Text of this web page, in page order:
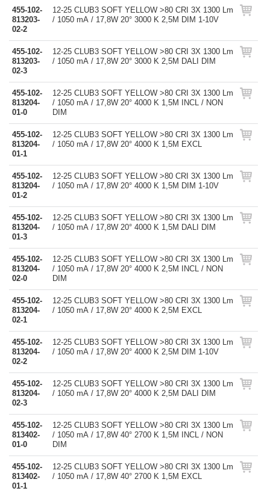
455-102-
813203-
02-2
12-25 CLUB3 SOFT YELLOW >80 CRI 3X 1300 Lm
/ 1050 mA / 17,8W 20° 3000 K 2,5M DIM 1-10V
455-102-
813203-
02-3
12-25 CLUB3 SOFT YELLOW >80 CRI 3X 1300 Lm
/ 1050 mA / 17,8W 20° 3000 K 2,5M DALI DIM
455-102-
813204-
01-0
12-25 CLUB3 SOFT YELLOW >80 CRI 3X 1300 Lm
/ 1050 mA / 17,8W 20° 4000 K 1,5M INCL / NON
DIM
455-102-
813204-
01-1
12-25 CLUB3 SOFT YELLOW >80 CRI 3X 1300 Lm
/ 1050 mA / 17,8W 20° 4000 K 1,5M EXCL
455-102-
813204-
01-2
12-25 CLUB3 SOFT YELLOW >80 CRI 3X 1300 Lm
/ 1050 mA / 17,8W 20° 4000 K 1,5M DIM 1-10V
455-102-
813204-
01-3
12-25 CLUB3 SOFT YELLOW >80 CRI 3X 1300 Lm
/ 1050 mA / 17,8W 20° 4000 K 1,5M DALI DIM
455-102-
813204-
02-0
12-25 CLUB3 SOFT YELLOW >80 CRI 3X 1300 Lm
/ 1050 mA / 17,8W 20° 4000 K 2,5M INCL / NON
DIM
455-102-
813204-
02-1
12-25 CLUB3 SOFT YELLOW >80 CRI 3X 1300 Lm
/ 1050 mA / 17,8W 20° 4000 K 2,5M EXCL
455-102-
813204-
02-2
12-25 CLUB3 SOFT YELLOW >80 CRI 3X 1300 Lm
/ 1050 mA / 17,8W 20° 4000 K 2,5M DIM 1-10V
455-102-
813204-
02-3
12-25 CLUB3 SOFT YELLOW >80 CRI 3X 1300 Lm
/ 1050 mA / 17,8W 20° 4000 K 2,5M DALI DIM
455-102-
813402-
01-0
12-25 CLUB3 SOFT YELLOW >80 CRI 3X 1300 Lm
/ 1050 mA / 17,8W 40° 2700 K 1,5M INCL / NON
DIM
455-102-
813402-
01-1
12-25 CLUB3 SOFT YELLOW >80 CRI 3X 1300 Lm
/ 1050 mA / 17,8W 40° 2700 K 1,5M EXCL